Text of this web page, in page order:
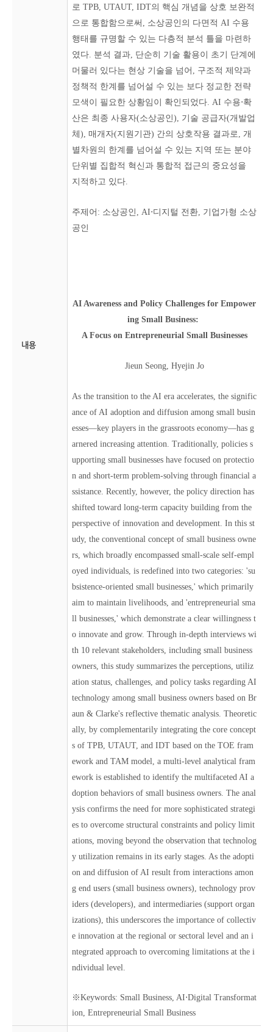
내용
로 TPB, UTAUT, IDT의 핵심 개념을 상호 보완적
으로 통합함으로써, 소상공인의 다면적 AI 수용
행태를 규명할 수 있는 다층적 분석 틀을 마련하
였다. 분석 결과, 단순히 기술 활용이 초기 단계에
머물러 있다는 현상 기술을 넘어, 구조적 제약과
정책적 한계를 넘어설 수 있는 보다 정교한 전략
모색이 필요한 상황임이 확인되었다. AI 수용⋅확
산은 최종 사용자(소상공인), 기술 공급자(개발업
체), 매개자(지원기관) 간의 상호작용 결과로, 개
별차원의 한계를 넘어설 수 있는 지역 또는 분야
단위별 집합적 혁신과 통합적 접근의 중요성을
지적하고 있다.
주제어: 소상공인, AI⋅디지털 전환, 기업가형 소상
공인
AI Awareness and Policy Challenges for Empower
ing Small Business:
A Focus on Entrepreneurial Small Businesses
Jieun Seong, Hyejin Jo
As the transition to the AI era accelerates, the signific
ance of AI adoption and diffusion among small busin
esses—key players in the grassroots economy—has g
arnered increasing attention. Traditionally, policies s
upporting small businesses have focused on protectio
n and short-term problem-solving through financial a
ssistance. Recently, however, the policy direction has
shifted toward long-term capacity building from the
perspective of innovation and development. In this st
udy, the conventional concept of small business owne
rs, which broadly encompassed small-scale self-empl
oyed individuals, is redefined into two categories: 'su
bsistence-oriented small businesses,' which primarily
aim to maintain livelihoods, and 'entrepreneurial sma
ll businesses,' which demonstrate a clear willingness t
o innovate and grow. Through in-depth interviews wi
th 10 relevant stakeholders, including small business
owners, this study summarizes the perceptions, utiliz
ation status, challenges, and policy tasks regarding AI
technology among small business owners based on Br
aun & Clarke's reflective thematic analysis. Theoretic
ally, by complementarily integrating the core concept
s of TPB, UTAUT, and IDT based on the TOE fram
ework and TAM model, a multi-level analytical fram
ework is established to identify the multifaceted AI a
doption behaviors of small business owners. The anal
ysis confirms the need for more sophisticated strategi
es to overcome structural constraints and policy limit
ations, moving beyond the observation that technolog
y utilization remains in its early stages. As the adopti
on and diffusion of AI result from interactions amon
g end users (small business owners), technology prov
iders (developers), and intermediaries (support organ
izations), this underscores the importance of collectiv
e innovation at the regional or sectoral level and an i
ntegrated approach to overcoming limitations at the i
ndividual level.
※Keywords: Small Business, AI⋅Digital Transformat
ion, Entrepreneurial Small Business